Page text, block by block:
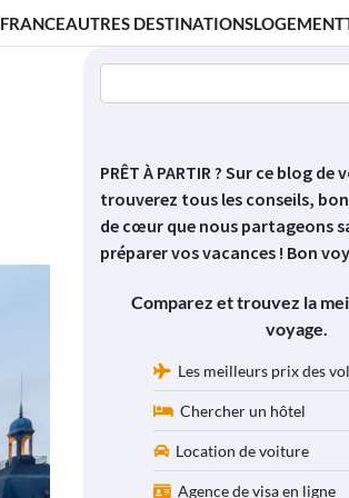
FRANCEAUTRES DESTINATIONSLOGEMENT
PRÊT À PARTIR ? Sur ce blog
trouverez tous les conseils,
de cœur que nous partageons
préparer vos vacances ! Bon
Comparez et trouvez la
voyage.
Les meilleurs prix des
Chercher un hôtel
Location de voiture
Agence de visa en ligne